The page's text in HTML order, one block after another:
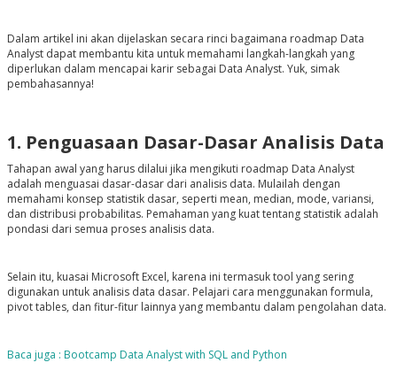
Dalam artikel ini akan dijelaskan secara rinci bagaimana roadmap Data
Analyst dapat membantu kita untuk memahami langkah-langkah yang
diperlukan dalam mencapai karir sebagai Data Analyst. Yuk, simak
pembahasannya!
1. Penguasaan Dasar-Dasar Analisis Data
Tahapan awal yang harus dilalui jika mengikuti roadmap Data Analyst
adalah menguasai dasar-dasar dari analisis data. Mulailah dengan
memahami konsep statistik dasar, seperti mean, median, mode, variansi,
dan distribusi probabilitas. Pemahaman yang kuat tentang statistik adalah
pondasi dari semua proses analisis data.
Selain itu, kuasai Microsoft Excel, karena ini termasuk tool yang sering
digunakan untuk analisis data dasar. Pelajari cara menggunakan formula,
pivot tables, dan fitur-fitur lainnya yang membantu dalam pengolahan data.
Baca juga : Bootcamp Data Analyst with SQL and Python